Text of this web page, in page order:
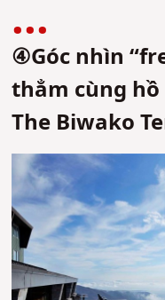
④Góc nhìn
thẳm cùng
The Biwako